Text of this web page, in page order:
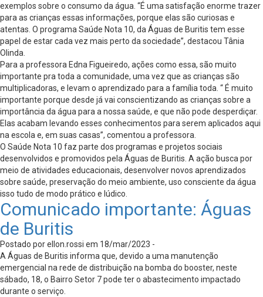
exemplos sobre o consumo da água. “É uma satisfação enorme trazer
para as crianças essas informações, porque elas são curiosas e
atentas. O programa Saúde Nota 10, da Águas de Buritis tem esse
papel de estar cada vez mais perto da sociedade”, destacou Tânia
Olinda.
Para a professora Edna Figueiredo, ações como essa, são muito
importante pra toda a comunidade, uma vez que as crianças são
multiplicadoras, e levam o aprendizado para a família toda. “ É muito
importante porque desde já vai conscientizando as crianças sobre a
importância da água para a nossa saúde, e que não pode desperdiçar.
Elas acabam levando esses conhecimentos para serem aplicados aqui
na escola e, em suas casas”, comentou a professora.
O Saúde Nota 10 faz parte dos programas e projetos sociais
desenvolvidos e promovidos pela Águas de Buritis. A ação busca por
meio de atividades educacionais, desenvolver novos aprendizados
sobre saúde, preservação do meio ambiente, uso consciente da água
isso tudo de modo prático e lúdico.
Comunicado importante: Águas
de Buritis
Postado por ellon.rossi em 18/mar/2023 -
A Águas de Buritis informa que, devido a uma manutenção
emergencial na rede de distribuição na bomba do booster, neste
sábado, 18, o Bairro Setor 7 pode ter o abastecimento impactado
durante o serviço.